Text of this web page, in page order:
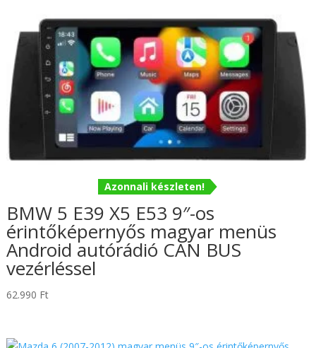
Azonnali készleten!
BMW 5 E39 X5 E53 9″-os
érintőképernyős magyar menüs
Android autórádió CAN BUS
vezérléssel
62.990 Ft